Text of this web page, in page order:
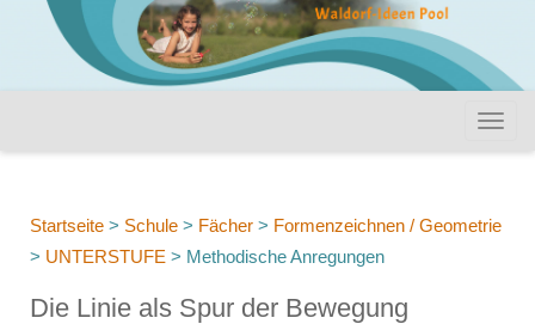
Startseite > Schule > Fächer > Formenzeichnen / Geometrie
> UNTERSTUFE > Methodische Anregungen
Die Linie als Spur der Bewegung